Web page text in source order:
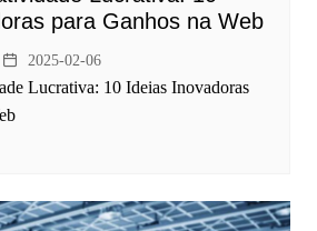
para Ganhos na Web
2025-02-06
Lucrativa: 10 Ideias Inovadoras